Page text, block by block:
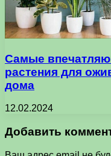
Самые
растения для
дома
12.02.2024
Добавить